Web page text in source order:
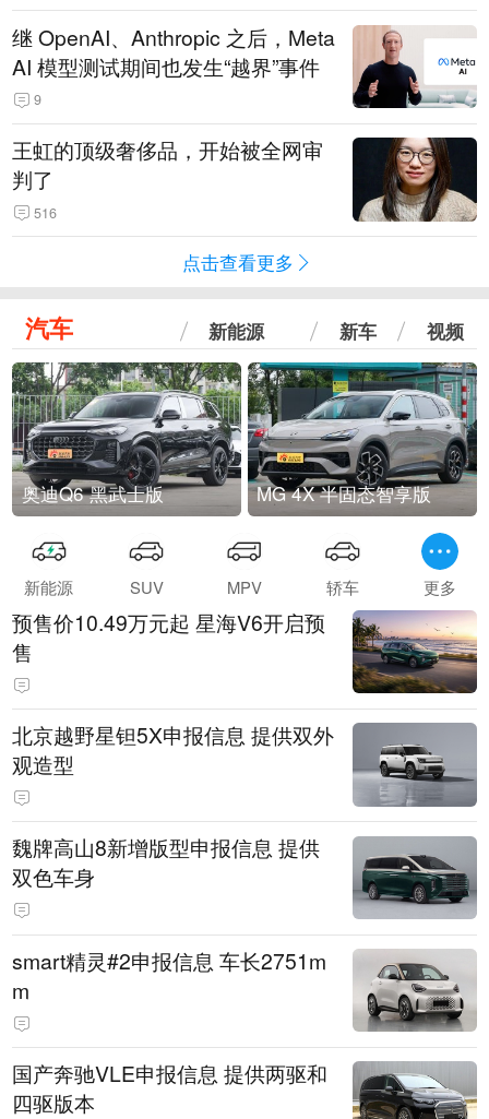
继 OpenAI、Anthropic 之后，Meta
AI 模型测试期间也发生“越界”事件
9
王虹的顶级奢侈品，开始被全网审
判了
516
点击查看更多
汽车 新能源 新车 视频
奥迪Q6 黑武士版 MG 4X 半固态智享版
新能源 SUV MPV 轿车 更多
预售价10.49万元起 星海V6开启预
售
北京越野星钽5X申报信息 提供双外
观造型
魏牌高山8新增版型申报信息 提供
双色车身
smart精灵#2申报信息 车长2751m
m
国产奔驰VLE申报信息 提供两驱和
四驱版本